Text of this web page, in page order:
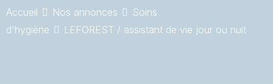
Accueil Nos annonces
Soins
d'hygiène
LEFOREST / assistant de vie jour ou nuit